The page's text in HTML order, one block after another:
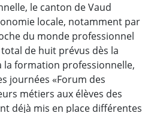
le canton de Vaud
locale, notamment par
du monde professionnel
de huit prévus dès la
la formation professionnelle,
journées «Forum des
métiers aux élèves des
déjà mis en place différentes